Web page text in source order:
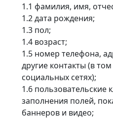
1.1 фамилия, имя,
1.2 дата рождения;
1.3 пол;
1.4 возраст;
1.5 номер телефона,
другие контакты (в
социальных сетях);
1.6 пользовательские
заполнения полей,
баннеров и видео;